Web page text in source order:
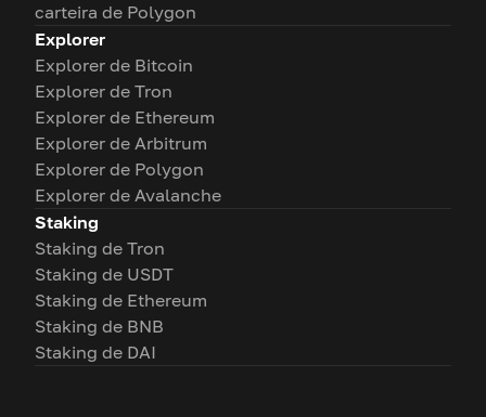
carteira de Polygon
Explorer
Explorer de Bitcoin
Explorer de Tron
Explorer de Ethereum
Explorer de Arbitrum
Explorer de Polygon
Explorer de Avalanche
Staking
Staking de Tron
Staking de USDT
Staking de Ethereum
Staking de BNB
Staking de DAI